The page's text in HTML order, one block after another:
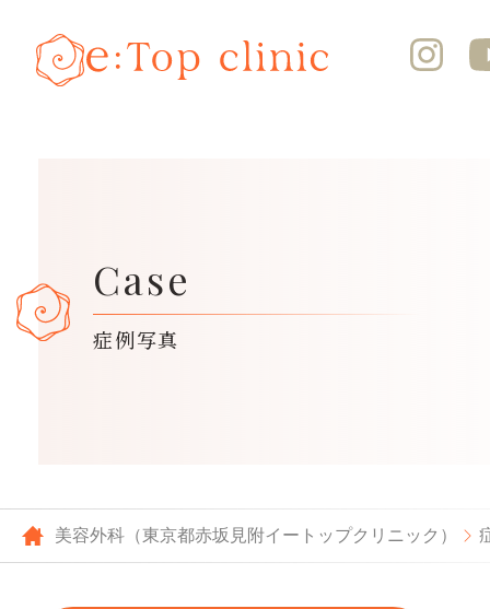
症例写真
Case
美容外科（東京都赤坂見附イートップクリニック）